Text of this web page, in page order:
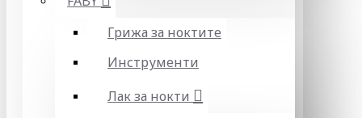
Грижа за ноктите
Инструменти
Лак за нокти